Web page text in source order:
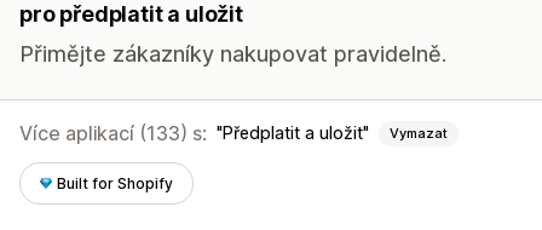
pro předplatit a uložit
Přimějte zákazníky nakupovat pravidelně.
Více aplikací (133) s: Předplatit a uložit Vymazat
Built for Shopify